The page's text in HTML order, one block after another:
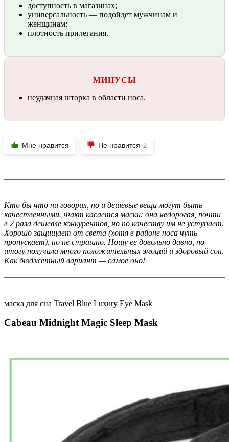
доступность в магазинах;
универсальность — подойдет мужчинам и
женщинам;
плотность прилегания.
МИНУСЫ
неудачная шторка в области носа.
Мне нравится Не нравится 2
Кто бы что ни говорил, но и дешевые вещи могут быть
качественными. Факт касается маски: она недорогая, почти
в 2 раза дешевле конкурентов, но по качеству им не уступает.
Хорошо защищает от света (хотя в районе носа чуть
пропускает), но не страшно. Ношу ее довольно давно, по
итогу получила много положительных эмоций и здоровый сон.
Как бюджетный вариант — самое оно!
маска для сна Travel Blue Luxury Eye Mask
Cabeau Midnight Magic Sleep Mask